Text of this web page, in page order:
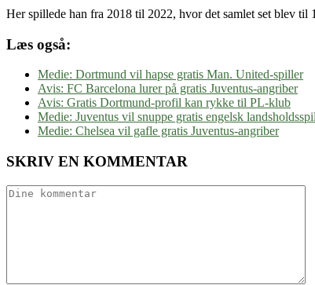
Her spillede han fra 2018 til 2022, hvor det samlet set blev til
Læs også:
Medie: Dortmund vil hapse gratis Man. United-spiller
Avis: FC Barcelona lurer på gratis Juventus-angriber
Avis: Gratis Dortmund-profil kan rykke til PL-klub
Medie: Juventus vil snuppe gratis engelsk
Medie: Chelsea vil gafle gratis Juventus-angriber
SKRIV EN KOMMENTAR